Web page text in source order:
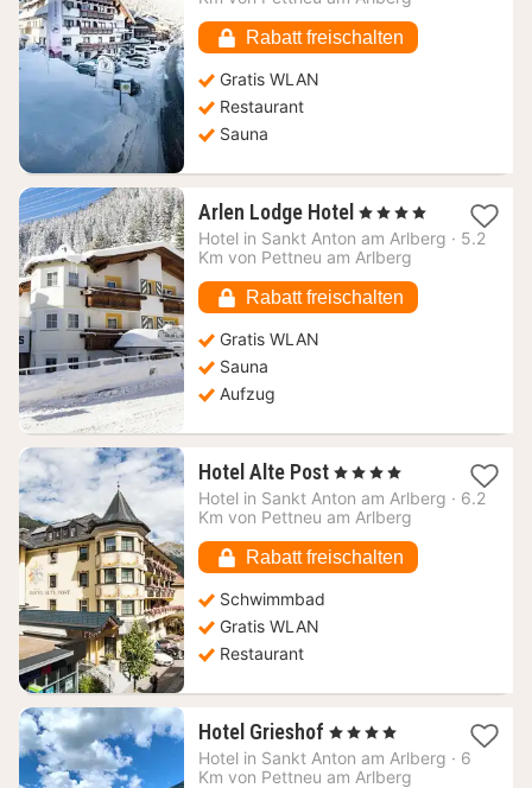
€
Rabatt freischalten
Gratis WLAN
Restaurant
Sauna
Arlen Lodge Hotel 1
Nacht
ab
86,18
€
, 4 Sterne
Hotel in Sankt Anton am Arlberg · 5.2
Km von Pettneu am Arlberg
Rabatt freischalten
Gratis WLAN
Sauna
Aufzug
Hotel Alte Post 1
Nacht
ab
€
, 4 Sterne
Hotel in Sankt Anton am Arlberg · 6.2
Km von Pettneu am Arlberg
Rabatt freischalten
Schwimmbad
Gratis WLAN
Restaurant
Hotel Grieshof 1
Nacht
ab
, 4 Sterne
Hotel in Sankt Anton am Arlberg · 6
Km von Pettneu am Arlberg